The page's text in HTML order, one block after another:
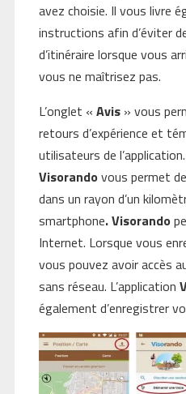
avez choisie. Il vous livre
instructions afin d’éviter
d’itinéraire lorsque vous
vous ne maîtrisez pas.
L’onglet « Avis» vous
retours d’expérience et
utilisateurs de l’application.
Visorando vous permet
dans un rayon d’un
smartphone.Visorando
Internet. Lorsque vous
vous pouvez avoir accès
sans réseau. L’application
également d’enregistrer